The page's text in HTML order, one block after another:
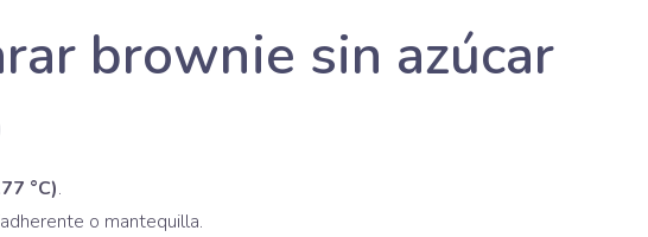
brownie sin azúcar
°C).
o mantequilla.